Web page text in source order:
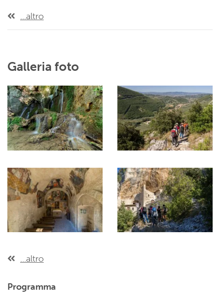
...altro
Galleria foto
...altro
Programma